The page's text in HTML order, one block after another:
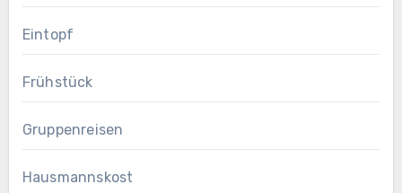
Eintopf
Frühstück
Gruppenreisen
Hausmannskost